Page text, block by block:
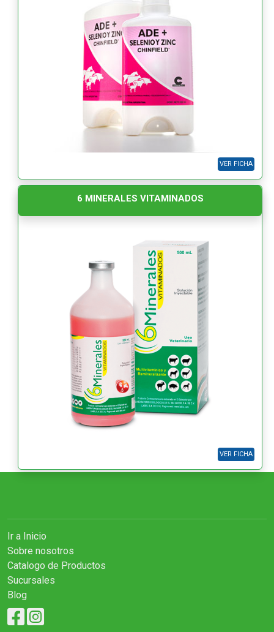
VER FICHA
6 MINERALES VITAMINADOS
VER FICHA
Ir a Inicio
Sobre nosotros
Catalogo de Productos
Sucursales
Blog